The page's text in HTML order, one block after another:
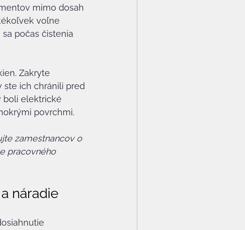
mimo dosah
voľne
počas čistenia
Zakryte
ste ich chránili pred
boli elektrické
povrchmi.
zamestnancov o
pracovného
náradie